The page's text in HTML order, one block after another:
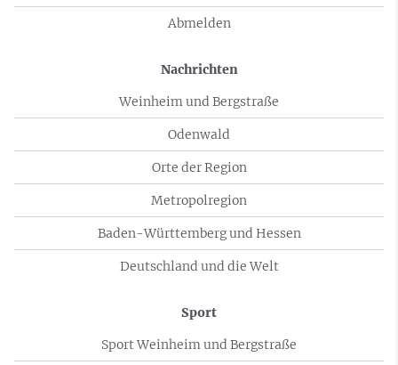
Abmelden
Nachrichten
Weinheim und Bergstraße
Odenwald
Orte der Region
Metropolregion
Baden-Württemberg und Hessen
Deutschland und die Welt
Sport
Sport Weinheim und Bergstraße